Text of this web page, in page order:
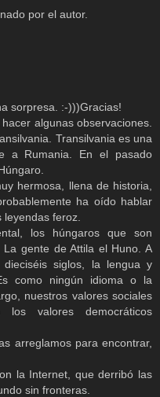
por el autor.
sorpresa. :-)))Gracias!
algunas observaciones.
Transilvania es una
a Rumania. En el pasado
hermosa, llena de historia,
ha oído hablar
feroz.
los húngaros que son
gente de Attila el Huno. A
siglos, la lengua y
como ningún idioma o la
nuestros valores sociales
valores democráticos
arreglamos para encontrar,
la Internet, que derribó las
sin fronteras.